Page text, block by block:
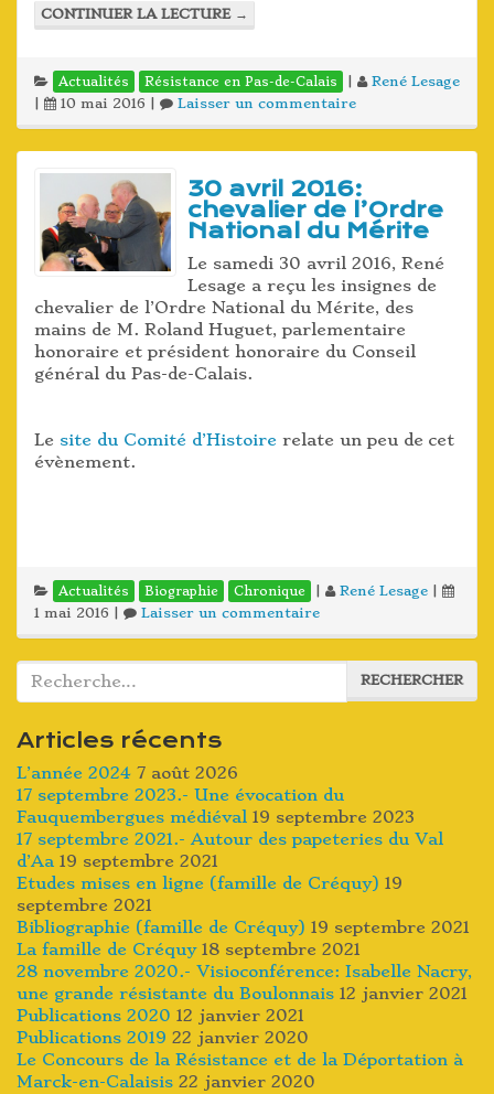
CONTINUER LA LECTURE →
Actualités Résistance en Pas-de-Calais
René Lesage
10 mai 2016 Laisser un commentaire
30 avril 2016:
chevalier de l’Ordre
National du Mérite
Le samedi 30 avril 2016, René
Lesage a reçu les insignes de
chevalier de l’Ordre National du Mérite, des
mains de M. Roland Huguet, parlementaire
honoraire et président honoraire du Conseil
général du Pas-de-Calais.
Le site du Comité d’Histoire relate un peu de cet
évènement.
Actualités Biographie Chronique René Lesage
1 mai 2016
Laisser un commentaire
Rechercher :
RECHERCHER
Articles récents
L’année 2024 7 août 2026
17 septembre 2023.- Une évocation du
Fauquembergues médiéval 19 septembre 2023
17 septembre 2021.- Autour des papeteries du Val
d’Aa 19 septembre 2021
Etudes mises en ligne (famille de Créquy) 19
septembre 2021
Bibliographie (famille de Créquy) 19 septembre 2021
La famille de Créquy 18 septembre 2021
28 novembre 2020.- Visioconférence: Isabelle Nacry,
une grande résistante du Boulonnais 12 janvier 2021
Publications 2020 12 janvier 2021
Publications 2019 22 janvier 2020
Le Concours de la Résistance et de la Déportation à
Marck-en-Calaisis 22 janvier 2020